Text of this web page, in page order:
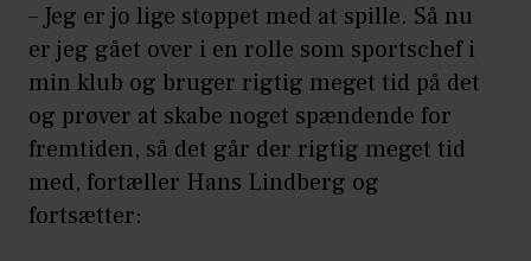
– Jeg er jo lige stoppet med at spille. Så nu
er jeg gået over i en rolle som sportschef i
min klub og bruger rigtig meget tid på det
og prøver at skabe noget spændende for
fremtiden, så det går der rigtig meget tid
med, fortæller Hans Lindberg og
fortsætter: